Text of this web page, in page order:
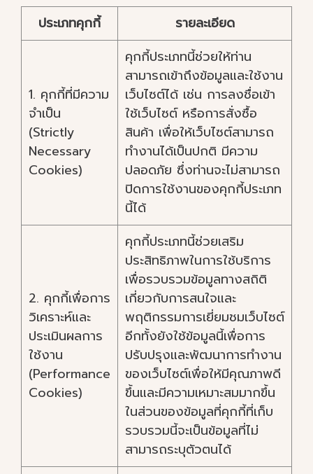
ประเภทคุกกี้
รายละเอียด
1. คุกกี้ที่มีความ
จำเป็น
(Strictly
Necessary
Cookies)
คุกกี้ประเภทนี้ช่วยให้ท่าน
สามารถเข้าถึงข้อมูลและใช้งาน
เว็บไซต์ได้ เช่น การลงชื่อเข้า
ใช้เว็บไซต์ หรือการสั่งซื้อ
สินค้า เพื่อให้เว็บไซต์สามารถ
ทำงานได้เป็นปกติ มีความ
ปลอดภัย ซึ่งท่านจะไม่สามารถ
ปิดการใช้งานของคุกกี้ประเภท
นี้ได้
2. คุกกี้เพื่อการ
วิเคราะห์และ
ประเมินผลการ
ใช้งาน
(Performance
Cookies)
คุกกี้ประเภทนี้ช่วยเสริม
ประสิทธิภาพในการใช้บริการ
เพื่อรวบรวมข้อมูลทางสถิติ
เกี่ยวกับการสนใจและ
พฤติกรรมการเยี่ยมชมเว็บไซต์
อีกทั้งยังใช้ข้อมูลนี้เพื่อการ
ปรับปรุงและพัฒนาการทำงาน
ของเว็บไซต์เพื่อให้มีคุณภาพดี
ขึ้นและมีความเหมาะสมมากขึ้น
ในส่วนของข้อมูลที่คุกกี้ที่เก็บ
รวบรวมนี้จะเป็นข้อมูลที่ไม่
สามารถระบุตัวตนได้